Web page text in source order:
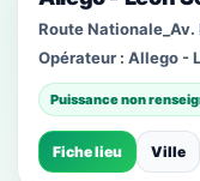
Route
Opérateur : Allego -
Puissance non
Fiche lieu Ville